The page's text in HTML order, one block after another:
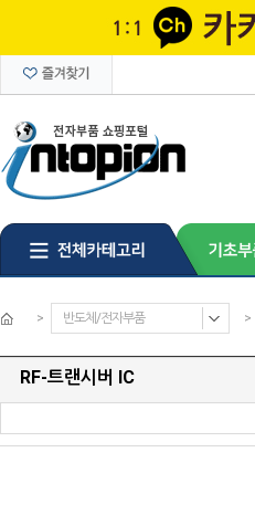
> 반도체/전자부품 >
RF-트랜시버 IC